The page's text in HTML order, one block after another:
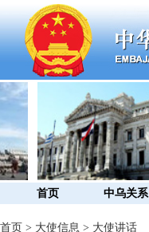
首页 中乌关系
首页 > 大使信息 > 大使讲话